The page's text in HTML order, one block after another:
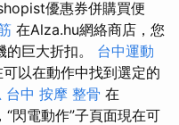
優惠券併購買便
在Alza.hu網絡商店，您
巨大折扣。 台中運動
以在動作中找到選定的
台中 按摩 整骨 在
閃電動作”子頁面現在可